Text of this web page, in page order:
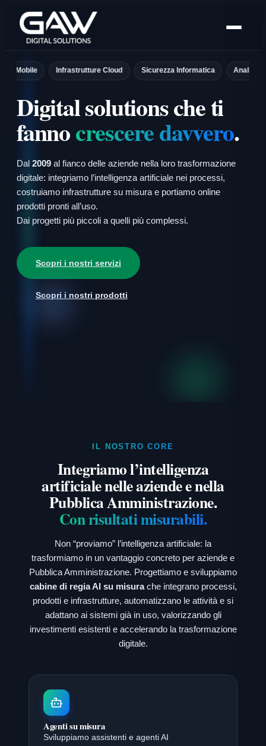
contenuto
Infrastrutture Cloud Sicurezza Informatica Analisi dei Dati
Digital solutions che ti
fannocrescere davvero.
Dal 2009 al fianco delle aziende nella loro trasformazione
digitale: integriamo l’intelligenza artificiale nei processi,
costruiamo infrastrutture su misura e portiamo online
prodotti pronti all’uso.
Dai progetti più piccoli a quelli più complessi.
Scopri i nostri servizi
Scopri i nostri prodotti
IL NOSTRO CORE
Integriamo l’intelligenza
artificiale nelle aziende e nella
Pubblica Amministrazione.
Con risultati misurabili.
Non “proviamo” l’intelligenza artificiale: la
trasformiamo in un vantaggio concreto per aziende e
Pubblica Amministrazione. Progettiamo e sviluppiamo
cabine di regia AI su misurache integrano processi,
prodotti e infrastrutture, automatizzano le attività e si
adattano ai sistemi già in uso, valorizzando gli
investimenti esistenti e accelerando la trasformazione
digitale.
Agenti su misura
Sviluppiamo assistenti e agenti AI